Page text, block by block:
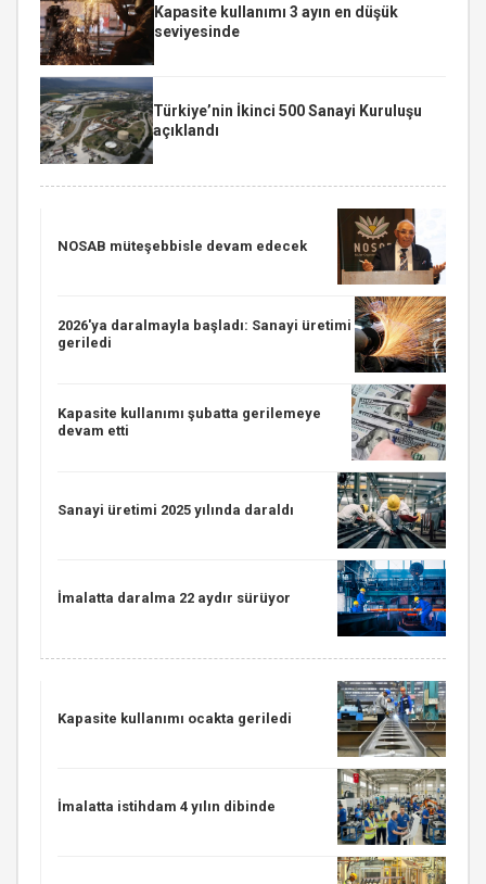
Kapasite kullanımı 3 ayın en düşük
seviyesinde
Türkiye’nin İkinci 500 Sanayi Kuruluşu
açıklandı
NOSAB müteşebbisle devam edecek
2026'ya daralmayla başladı: Sanayi üretimi
geriledi
Kapasite kullanımı şubatta gerilemeye
devam etti
Sanayi üretimi 2025 yılında daraldı
İmalatta daralma 22 aydır sürüyor
Kapasite kullanımı ocakta geriledi
İmalatta istihdam 4 yılın dibinde